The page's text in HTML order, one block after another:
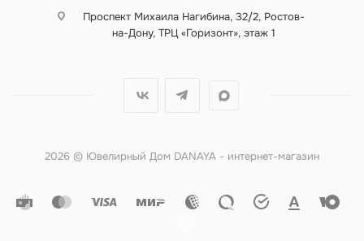
Проспект Михаила Нагибина, 32/2, Ростов-
на-Дону, ТРЦ «Горизонт», этаж 1
2026 © Ювелирный Дом DANAYA - интернет-магазин